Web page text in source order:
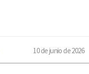
10 de junio de 2026